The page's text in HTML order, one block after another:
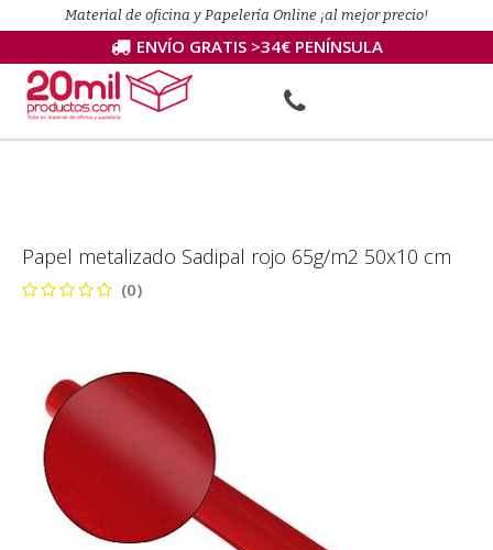
Material de oficina y Papelería Online ¡al mejor precio!
ENVÍO GRATIS >34€ PENÍNSULA
Papel metalizado Sadipal rojo 65g/m2 50x10 cm
(0)